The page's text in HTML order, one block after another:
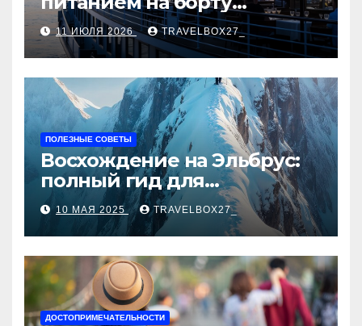
теплохода
11 ИЮЛЯ 2026 TRAVELBOX27_
ПОЛЕЗНЫЕ СОВЕТЫ
Восхождение на Эльбрус:
полный гид для
покорителя высочайшей
вершины Европы
10 МАЯ 2025 TRAVELBOX27_
ДОСТОПРИМЕЧАТЕЛЬНОСТИ